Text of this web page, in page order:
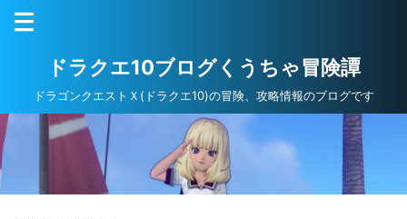
ドラクエ10ブログくうちゃ冒険譚
ドラゴンクエストＸ(ドラクエ10)の冒険、攻略情報のブログです